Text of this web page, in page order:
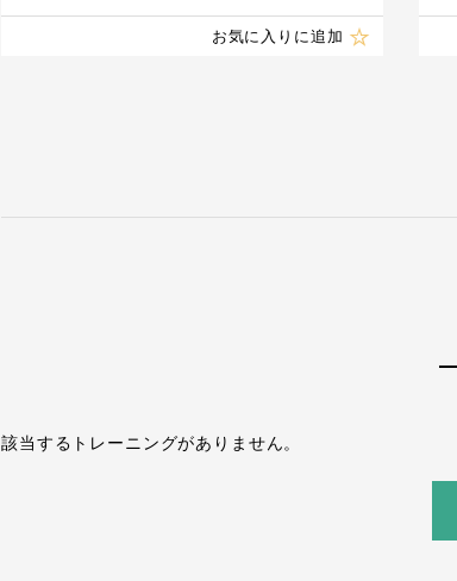
お気に入りに追加
該当するトレーニングがありません。